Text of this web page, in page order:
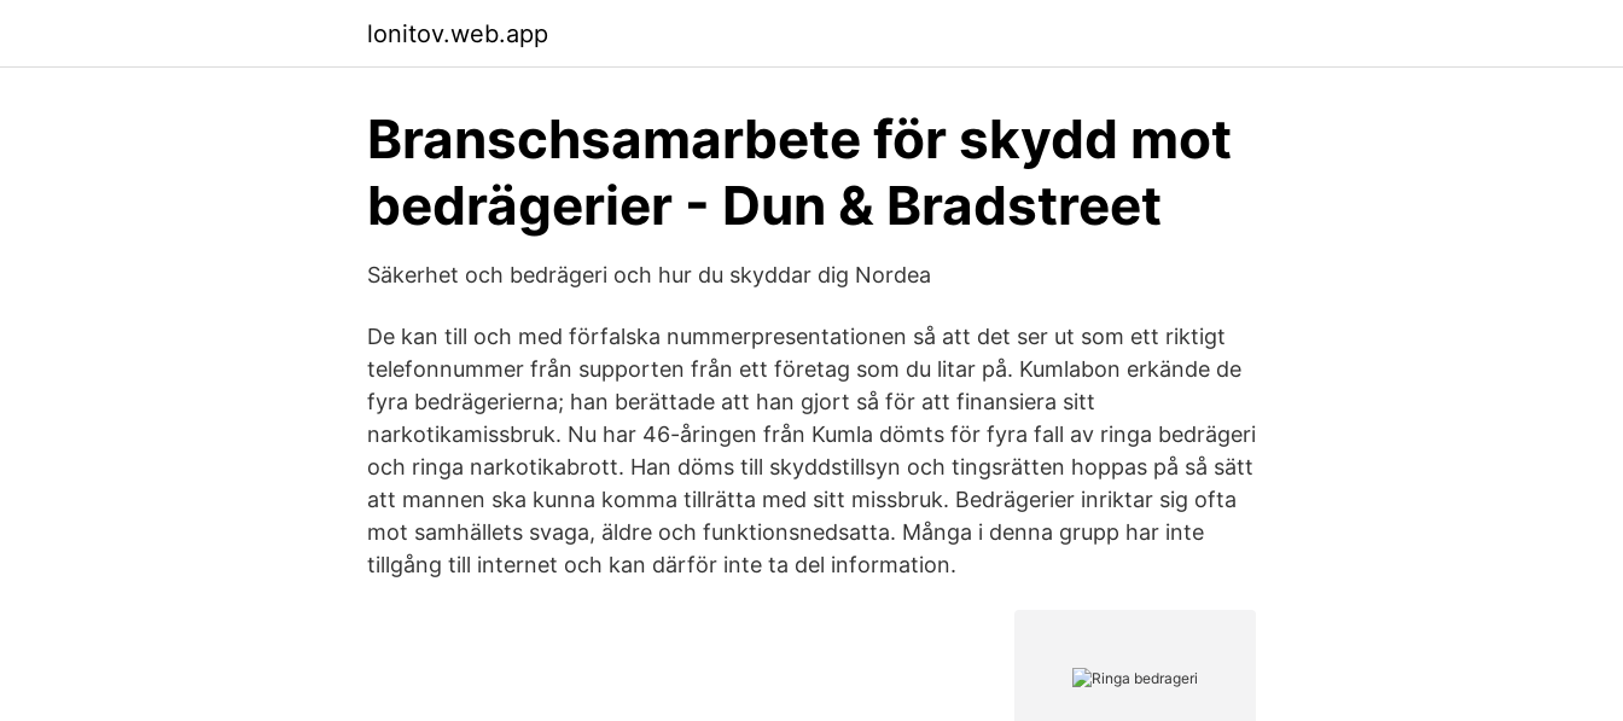
lonitov.web.app
Branschsamarbete för skydd mot
bedrägerier - Dun & Bradstreet
Säkerhet och bedrägeri och hur du skyddar dig Nordea
De kan till och med förfalska nummerpresentationen så att det ser ut som ett riktigt
telefonnummer från supporten från ett företag som du litar på. Kumlabon erkände de
fyra bedrägerierna; han berättade att han gjort så för att finansiera sitt
narkotikamissbruk. Nu har 46-åringen från Kumla dömts för fyra fall av ringa bedrägeri
och ringa narkotikabrott. Han döms till skyddstillsyn och tingsrätten hoppas på så sätt
att mannen ska kunna komma tillrätta med sitt missbruk. Bedrägerier inriktar sig ofta
mot samhällets svaga, äldre och funktionsnedsatta. Många i denna grupp har inte
tillgång till internet och kan därför inte ta del information.